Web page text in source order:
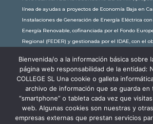
línea de ayudas a proyectos de Economía Baja en
Instalaciones de Generación de Energía Eléctrica
Energía Renovable, cofinanciada por el Fondo
Regional (FEDER) y gestionada por el IDAE, con el
subvención de 30.245,63€. Con una potencia
comunidad educativa de New Castelar ahorra al
toneladas de CO2 al año, lo que equivale a recorrer
o plantar 116 árboles al año.
Bienvenida/o a la información básica sobre
página web responsabilidad de la entidad:
COLLEGE SL Una cookie o galleta
archivo de información que se guarda en
“smartphone” o tableta cada vez que
web. Algunas cookies son nuestras y
empresas externas que prestan servicios